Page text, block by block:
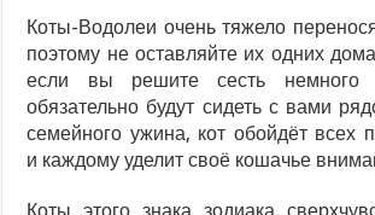
Коты-Водолеи очень тяжело
поэтому не оставляйте их одних
если вы решите сесть немного
обязательно будут сидеть с вами
семейного ужина, кот обойдёт всех
и каждому уделит своё кошачье